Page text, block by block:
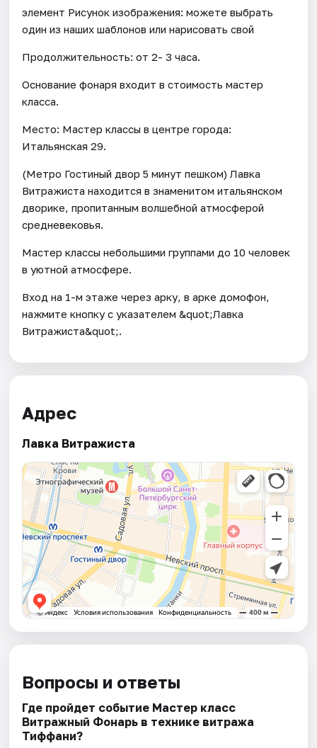
элемент Рисунок изображения: можете выбрать
один из наших шаблонов или нарисовать свой
Продолжительность: от 2- 3 часа.
Основание фонаря входит в стоимость мастер
класса.
Место: Мастер классы в центре города:
Итальянская 29.
(Метро Гостиный двор 5 минут пешком) Лавка
Витражиста находится в знаменитом итальянском
дворике, пропитанным волшебной атмосферой
средневековья.
Мастер классы небольшими группами до 10 человек
в уютной атмосфере.
Вход на 1-м этаже через арку, в арке домофон,
нажмите кнопку с указателем &quot;Лавка
Витражиста&quot;.
Адрес
Лавка Витражиста
Вопросы и ответы
Где пройдет событие Мастер класс
Витражный Фонарь в технике витража
Тиффани?